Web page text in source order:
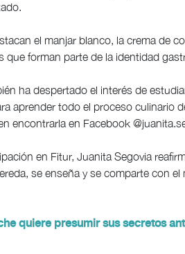
el manjar blanco, la crema de
que forman parte de la identidad
ha despertado el interés de
aprender todo el proceso culinario
encontrarla en Facebook
en Fitur, Juanita Segovia
se enseña y se comparte con el
quiere presumir sus secretos